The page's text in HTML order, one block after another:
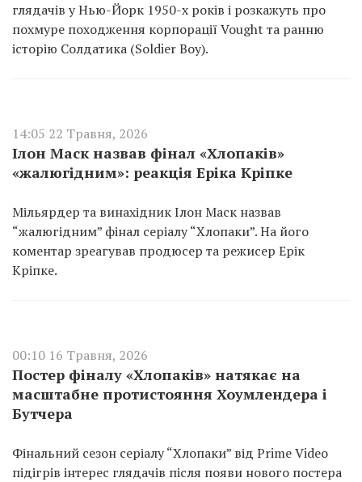
глядачів у Нью-Йорк 1950-х років і розкажуть про
похмуре походження корпорації Vought та ранню
історію Солдатика (Soldier Boy).
14:05 22 Травня, 2026
Ілон Маск назвав фінал «Хлопаків»
«жалюгідним»: реакція Еріка Кріпке
Мільярдер та винахідник Ілон Маск назвав
“жалюгідним” фінал серіалу “Хлопаки”. На його
коментар зреагував продюсер та режисер Ерік
Кріпке.
00:10 16 Травня, 2026
Постер фіналу «Хлопаків» натякає на
масштабне протистояння Хоумлендера і
Бутчера
Фінальний сезон серіалу “Хлопаки” від Prime Video
підігрів інтерес глядачів після появи нового постера